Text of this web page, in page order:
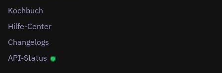
Kochbuch
Hilfe-Center
Changelogs
API-Status